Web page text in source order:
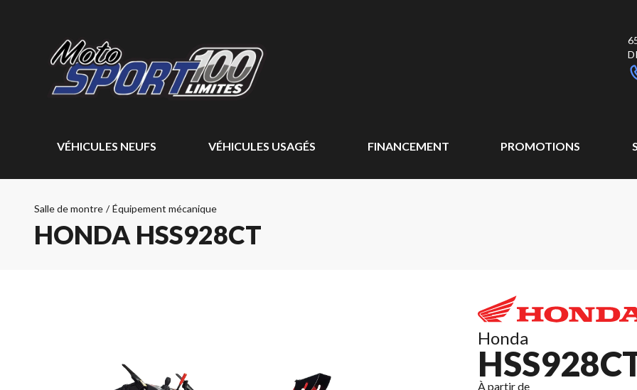
VÉHICULES NEUFS VÉHICULES USAGÉS FINANCEMENT PROMOTIONS
Salle de montre / Équipement mécanique
HONDA HSS928CT
Honda
À partir de